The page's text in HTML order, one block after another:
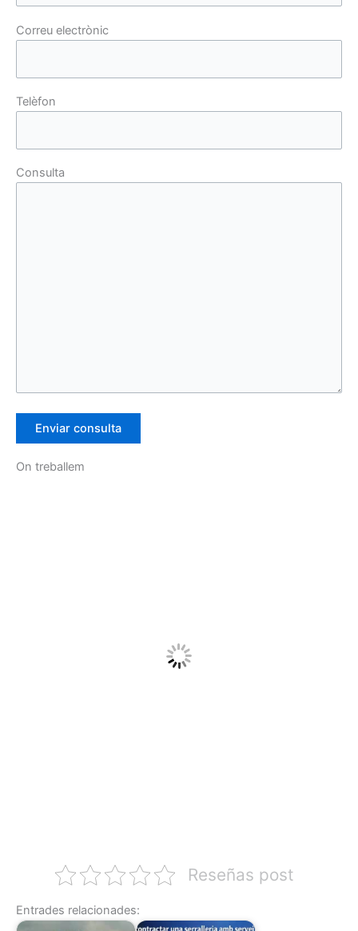
Correu electrònic
Telèfon
Consulta
On treballem
Reseñas post
Entrades relacionades: